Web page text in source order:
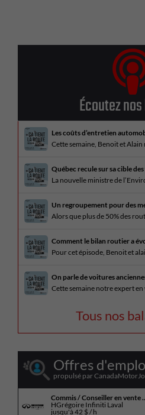
Écoutez
Les coûts d’entretien
Québec recule sur sa cible
Comment le bilan routier a
Tous nos
Offres
propulsé par
Commis / Conseiller en vente
HGrégoire Infiniti Laval
jusqu'à42 $ / h